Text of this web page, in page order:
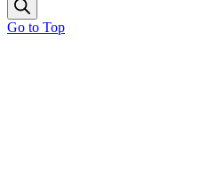
Go to Top